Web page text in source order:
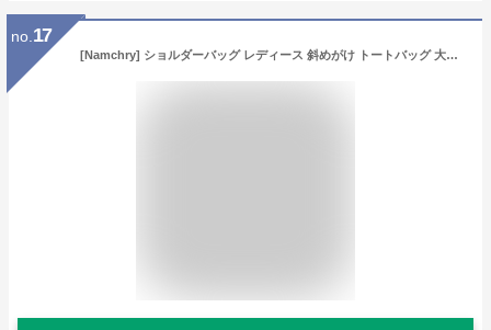
no. 17
[Namchry] ショルダーバッグ レディース 斜めがけ トートバッグ 大容量 撥水 ナイロン (デニムブルー × フラワー)